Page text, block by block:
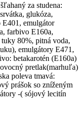
za studena:
glukóza,
emulgátor
farbivo E160a,
80%, pitná voda,
emulgátory E471,
betakarotén (E160a)
pretlak(marhuľa)
poleva tmavá:
prášok so zníženým
-( sójový lecitín